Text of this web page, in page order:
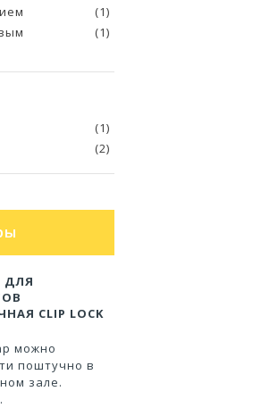
(1)
(1)
(1)
(2)
ДЛЯ
CLIP LOCK
можно
поштучно в
зале.